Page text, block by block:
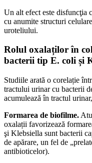
Un alt efect este disfuncţia
cu anumite structuri
uroteliului.
Rolul oxalaților în
bacterii tip E. coli și
Studiile arată o corelație
tractului urinar cu bacterii
acumulează în tractul
Formarea de biofilme.
oxalații favorizează
şi Klebsiella sunt bacterii
de apărare, un fel de
antibioticelor).